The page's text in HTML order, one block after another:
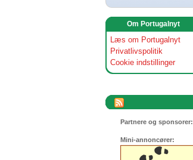
Om Portugalnyt
Læs om Portugalnyt
Privatlivspolitik
Cookie indstillinger
Partnere og sponsorer:
Mini-annoncører: